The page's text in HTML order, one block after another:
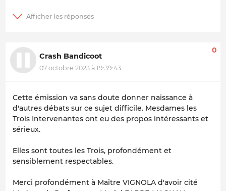
Crash Bandicoot
07 octobre 2023 à 19:39:43
0
Cette émission va sans doute donner naissance à
d'autres débats sur ce sujet difficile. Mesdames les
Trois Intervenantes ont eu des propos intéressants et
sérieux.
Elles sont toutes les Trois, profondément et
sensiblement respectables.
Merci profondément à Maître VIGNOLA d'avoir cité